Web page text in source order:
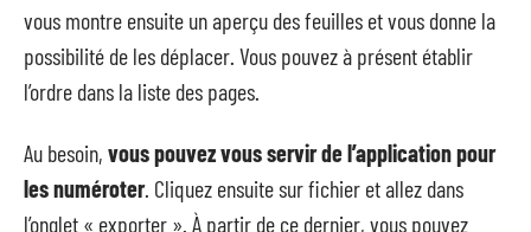
vous montre ensuite un aperçu des feuilles et vous donne la
possibilité de les déplacer. Vous pouvez à présent établir
l’ordre dans la liste des pages.
Au besoin, vous pouvez vous servir de l’application pour
les numéroter. Cliquez ensuite sur fichier et allez dans
l’onglet « exporter ». À partir de ce dernier, vous pouvez